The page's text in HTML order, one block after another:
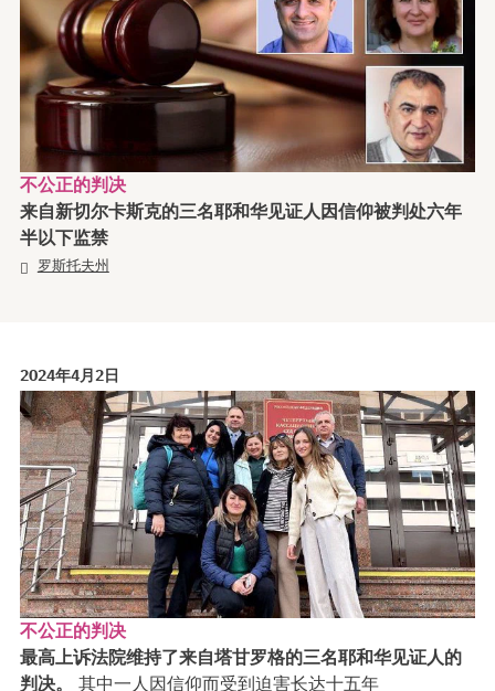
不公正的判决
来自新切尔卡斯克的三名耶和华见证人因信仰被判处六年
半以下监禁
罗斯托夫州
2024年4月2日
不公正的判决
最高上诉法院维持了来自塔甘罗格的三名耶和华见证人的
判决。 其中一人因信仰而受到迫害长达十五年